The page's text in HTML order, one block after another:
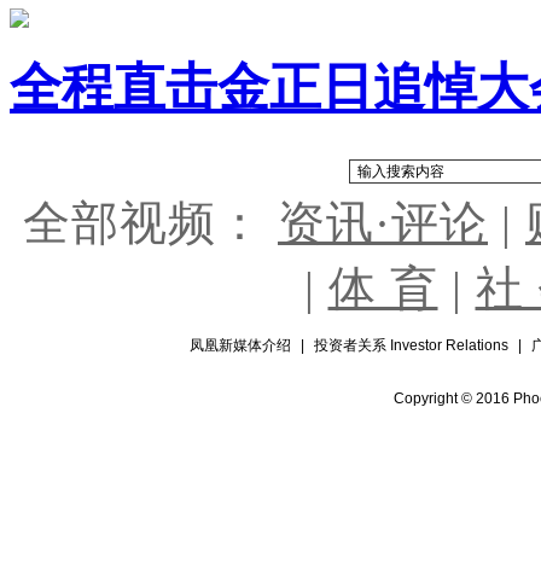
全程直击金正日追悼大
全部视频： 资讯·评论 |
| 体 育 | 社
凤凰新媒体介绍 投资者关系 Investor Relations
Copyright © 2016